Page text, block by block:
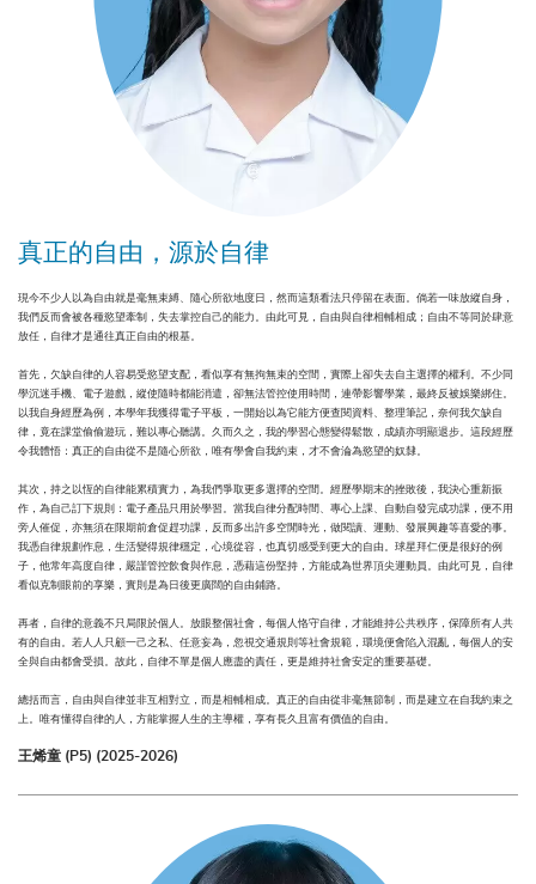
真正的自由，源於自律
現今不少人以為自由就是毫無束縛、隨心所欲地度日，然而這類看法只停留在表面。倘若一味放縱自身，
我們反而會被各種慾望牽制，失去掌控自己的能力。由此可見，自由與自律相輔相成；自由不等同於肆意
放任，自律才是通往真正自由的根基。
首先，欠缺自律的人容易受慾望支配，看似享有無拘無束的空間，實際上卻失去自主選擇的權利。不少同
學沉迷手機、電子遊戲，縱使隨時都能消遣，卻無法管控使用時間，連帶影響學業，最終反被娛樂綁住。
以我自身經歷為例，本學年我獲得電子平板，一開始以為它能方便查閱資料、整理筆記，奈何我欠缺自
律，竟在課堂偷偷遊玩，難以專心聽講。久而久之，我的學習心態變得鬆散，成績亦明顯退步。這段經歷
令我體悟：真正的自由從不是隨心所欲，唯有學會自我約束，才不會淪為慾望的奴隸。
其次，持之以恆的自律能累積實力，為我們爭取更多選擇的空間。經歷學期末的挫敗後，我決心重新振
作，為自己訂下規則：電子產品只用於學習。當我自律分配時間、專心上課、自動自發完成功課，便不用
旁人催促，亦無須在限期前倉促趕功課，反而多出許多空閒時光，做閱讀、運動、發展興趣等喜愛的事。
我憑自律規劃作息，生活變得規律穩定，心境從容，也真切感受到更大的自由。球星拜仁便是很好的例
子，他常年高度自律，嚴謹管控飲食與作息，憑藉這份堅持，方能成為世界頂尖運動員。由此可見，自律
看似克制眼前的享樂，實則是為日後更廣闊的自由鋪路。
再者，自律的意義不只局限於個人。放眼整個社會，每個人恪守自律，才能維持公共秩序，保障所有人共
有的自由。若人人只顧一己之私、任意妄為，忽視交通規則等社會規範，環境便會陷入混亂，每個人的安
全與自由都會受損。故此，自律不單是個人應盡的責任，更是維持社會安定的重要基礎。
總括而言，自由與自律並非互相對立，而是相輔相成。真正的自由從非毫無節制，而是建立在自我約束之
上。唯有懂得自律的人，方能掌握人生的主導權，享有長久且富有價值的自由。
王烯童 (P5) (2025-2026)